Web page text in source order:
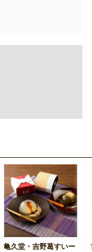
亀久堂・吉野葛すいー